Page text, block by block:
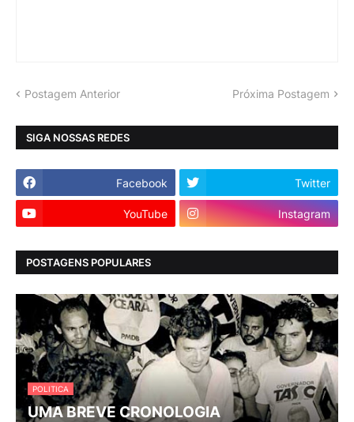
Postagem Anterior Próxima Postagem
SIGA NOSSAS REDES
Facebook Twitter
YouTube Instagram
POSTAGENS POPULARES
POLITICA
UMA BREVE CRONOLOGIA